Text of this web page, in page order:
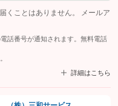
くことはありません。 メールア
話番号が通知されます。無料電話
詳細はこちら